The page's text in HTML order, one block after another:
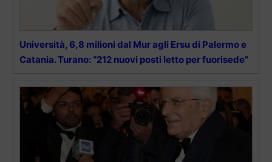
Università, 6,8 milioni dal Mur agli Ersu di Palermo e
Catania. Turano: “212 nuovi posti letto per fuorisede”